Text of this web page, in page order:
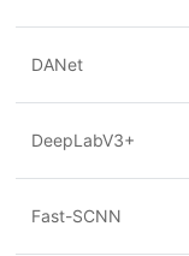
DANet
DeepLabV3+
Fast-SCNN